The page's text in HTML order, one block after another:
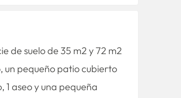
de suelo de 35 m2 y 72 m2
un pequeño patio cubierto
aseo y una pequeña